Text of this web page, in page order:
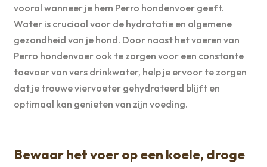
vooral wanneer je hem Perro hondenvoer geeft.
Water is cruciaal voor de hydratatie en algemene
gezondheid van je hond. Door naast het voeren van
Perro hondenvoer ook te zorgen voor een constante
toevoer van vers drinkwater, help je ervoor te zorgen
dat je trouwe viervoeter gehydrateerd blijft en
optimaal kan genieten van zijn voeding.
Bewaar het voer op een koele, droge